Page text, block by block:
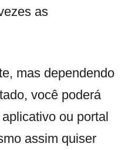
as
mas dependendo
você poderá
ou portal
assim quiser